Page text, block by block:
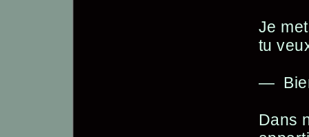
Je
tu
—
Dans